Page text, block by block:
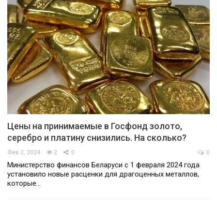
Цены на принимаемые в Госфонд золото,
серебро и платину снизились. На сколько?
Фев 2, 2024 2 0 0
Министерство финансов Беларуси с 1 февраля 2024 года
установило новые расценки для драгоценных металлов,
которые…